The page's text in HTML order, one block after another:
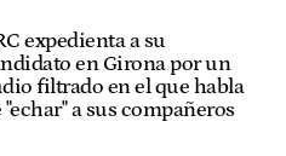
expedienta a su
en Girona por un
filtrado en el que habla
"echar" a sus compañeros